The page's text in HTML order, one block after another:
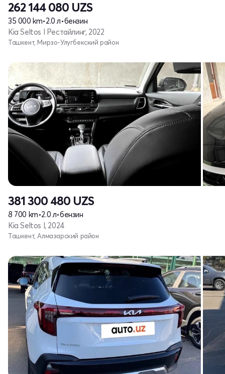
262 144 080 UZS
35 000 km•2.0 л•бензин
Kia Seltos I Рестайлинг, 2022
Ташкент, Мирзо-Улугбекский район
381 300 480 UZS
8 700 km•2.0 л•бензин
Kia Seltos I, 2024
Ташкент, Алмазарский район